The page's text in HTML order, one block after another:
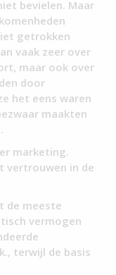
bevielen. Maar
getrokken
vaak zeer over
maar ook over
door
het eens waren
maakten
marketing.
vertrouwen in de
de meeste
vermogen
terwijl de basis